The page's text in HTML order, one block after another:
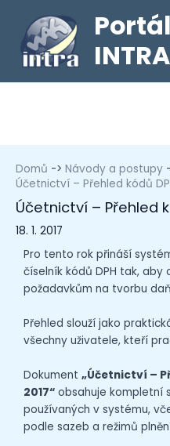
INTRA
Domů
Návody a postupy
Účetnictví – Přehled kódů
Účetnictví – Přehled
18. 1. 2017
Pro tento rok přináší
číselník kódů DPH tak,
požadavkům na tvorbu
Přehled slouží jako
všechny uživatele, kteří
Dokument „Účetnictví –
2017“ obsahuje kompletní
používaných v systému,
podle sazeb a režimů